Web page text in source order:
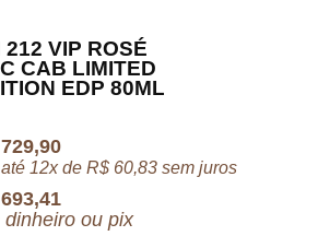
212 VIP ROSÉ
CAB LIMITED
EDP 80ML
729,90
12x deR$ 60,83 sem juros
693,41
dinheiro ou pix